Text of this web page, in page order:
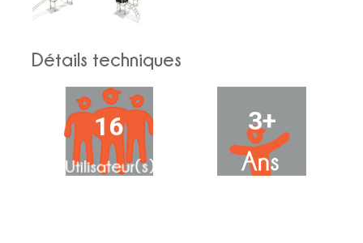
Détails techniques
16 3+